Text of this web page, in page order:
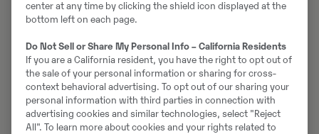
E-Mail:joerg.vorbringer@swecon.de
center at any time by clicking the shield icon displayed at the
bottom left on each page.
Do Not Sell or Share My Personal Info – California Residents
If you are a California resident, you have the right to opt out of
the sale of your personal information or sharing for cross-
context behavioral advertising. To opt out of our sharing your
personal information with third parties in connection with
advertising cookies and similar technologies, select "Reject
All". To learn more about cookies and your rights related to